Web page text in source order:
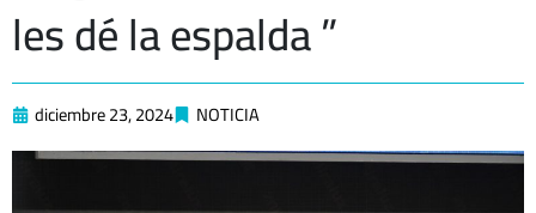
les dé la espalda ”
diciembre 23, 2024 NOTICIA